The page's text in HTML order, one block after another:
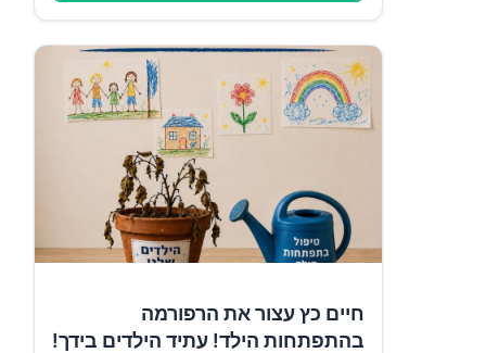
חיים כץ עצור את הרפורמה
בהתפתחות הילד! עתיד הילדים בידך!